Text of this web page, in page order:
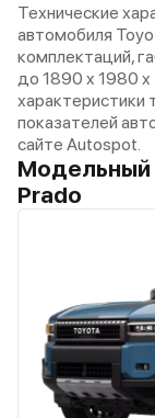
Технические
автомобиля
комплектаций,
до 1890 x 1980 x
характеристики
показателей
сайте Autospot.
Модельный
Prado